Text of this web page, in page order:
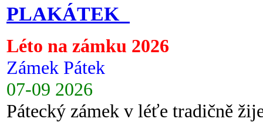
PLAKÁTEK
Léto na zámku 2026
Zámek Pátek
07-09 2026
Pátecký zámek v léťe tradičně